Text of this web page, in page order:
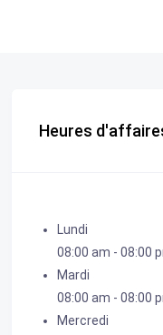
Heures
Lundi
08:00 am - 08:00
Mardi
08:00 am - 08:00
Mercredi